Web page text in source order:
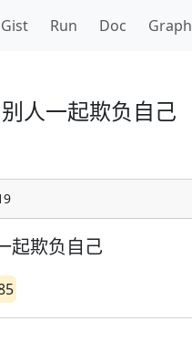
Gist Run Doc Graph
人一起欺负自己
起欺负自己